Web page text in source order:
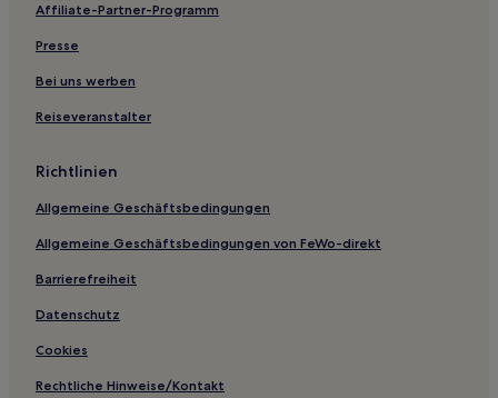
Hotels nahe Launceston
Hotels nahe Penguin Tourist Information Centre
Hotels nahe Marakoopa Cave
Trevallyn: Hotels
Hotels nahe Chasm Creek Conservation Area
Shearwater Hotels
Hotels mit Parkplatz in Cambridge
Hotels mit Küchenzeile in Hobart
Günstige in Hobart
Luxus in Hobart
Hotels mit WLAN in Southern
Affiliate-Partner-Programm
Presse
Bei uns werben
Reiseveranstalter
Richtlinien
Allgemeine Geschäftsbedingungen
Allgemeine Geschäftsbedingungen von FeWo-direkt
Barrierefreiheit
Datenschutz
Cookies
Rechtliche Hinweise/Kontakt